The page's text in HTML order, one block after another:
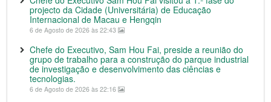
projecto da Cidade (Universitária) de Educação
Internacional de Macau e Hengqin
6 de Agosto de 2026 às 22:43
Chefe do Executivo, Sam Hou Fai, preside a reunião do
grupo de trabalho para a construção do parque industrial
de investigação e desenvolvimento das ciências e
tecnologias.
6 de Agosto de 2026 às 22:16